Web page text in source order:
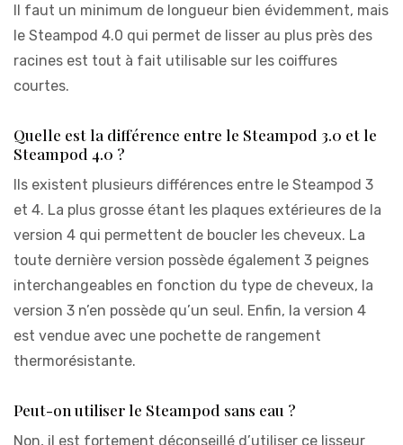
Il faut un minimum de longueur bien évidemment, mais
le Steampod 4.0 qui permet de lisser au plus près des
racines est tout à fait utilisable sur les coiffures
courtes.
Quelle est la différence entre le Steampod 3.0 et le
Steampod 4.0 ?
Ils existent plusieurs différences entre le Steampod 3
et 4. La plus grosse étant les plaques extérieures de la
version 4 qui permettent de boucler les cheveux. La
toute dernière version possède également 3 peignes
interchangeables en fonction du type de cheveux, la
version 3 n’en possède qu’un seul. Enfin, la version 4
est vendue avec une pochette de rangement
thermorésistante.
Peut-on utiliser le Steampod sans eau ?
Non, il est fortement déconseillé d’utiliser ce lisseur